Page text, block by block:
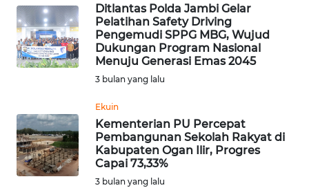
Ditlantas Polda Jambi Gelar
Pelatihan Safety Driving
Pengemudi SPPG MBG, Wujud
Dukungan Program Nasional
Menuju Generasi Emas 2045
3 bulan yang lalu
Ekuin
Kementerian PU Percepat
Pembangunan Sekolah Rakyat di
Kabupaten Ogan Ilir, Progres
Capai 73,33%
3 bulan yang lalu
WN
PADANG
LAWAS
SUMEDANG
WN
CIANJUR